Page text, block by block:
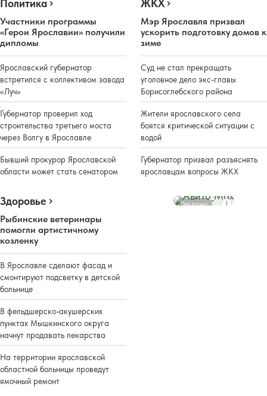
Политика
Участники программы
«Герои Ярославии» получили
дипломы
Ярославский губернатор
встретился с коллективом завода
«Луч»
Губернатор проверил ход
строительства третьего моста
через Волгу в Ярославле
Бывший прокурор Ярославской
области может стать сенатором
ЖКХ
Мэр Ярославля призвал
ускорить подготовку домов к
зиме
Суд не стал прекращать
уголовное дело экс-главы
Борисоглебского района
Жители ярославского села
боятся критической ситуации с
водой
Губернатор призвал разъяснять
ярославцам вопросы ЖКХ
Здоровье
Рыбинские ветеринары
помогли артистичному
козленку
В Ярославле сделают фасад и
смонтируют подсветку в детской
больнице
В фельдшерско-акушерских
пунктах Мышкинского округа
начнут продавать лекарства
На территории ярославской
областной больницы проведут
ямочный ремонт
Реклама